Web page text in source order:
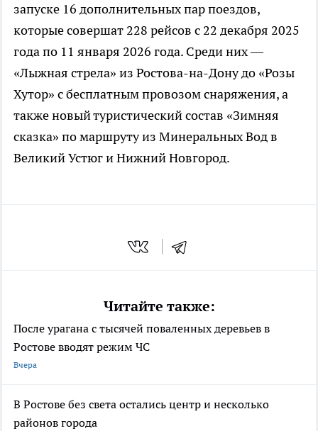
запуске 16 дополнительных пар поездов,
которые совершат 228 рейсов с 22 декабря 2025
года по 11 января 2026 года. Среди них —
«Лыжная стрела» из Ростова-на-Дону до «Розы
Хутор» с бесплатным провозом снаряжения, а
также новый туристический состав «Зимняя
сказка» по маршруту из Минеральных Вод в
Великий Устюг и Нижний Новгород.
Читайте также:
После урагана с тысячей поваленных деревьев в
Ростове вводят режим ЧС
Вчера
В Ростове без света остались центр и несколько
районов города